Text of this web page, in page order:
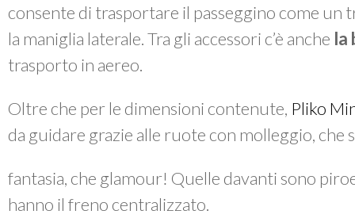
consente di trasportare il passeggino come un
la maniglia laterale. Tra gli accessori c’è anche la
trasporto in aereo.
Oltre che per le dimensioni contenute, Pliko
da guidare grazie alle ruote con molleggio, che
fantasia, che glamour! Quelle davanti sono
hanno il freno centralizzato.